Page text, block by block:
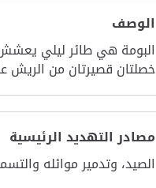
الوصف
البومة هي طائر ليلي يعشش
خصلتان قصيرتان من الريش
مصادر التهديد الرئيسية
الصيد، وتدمير موائله